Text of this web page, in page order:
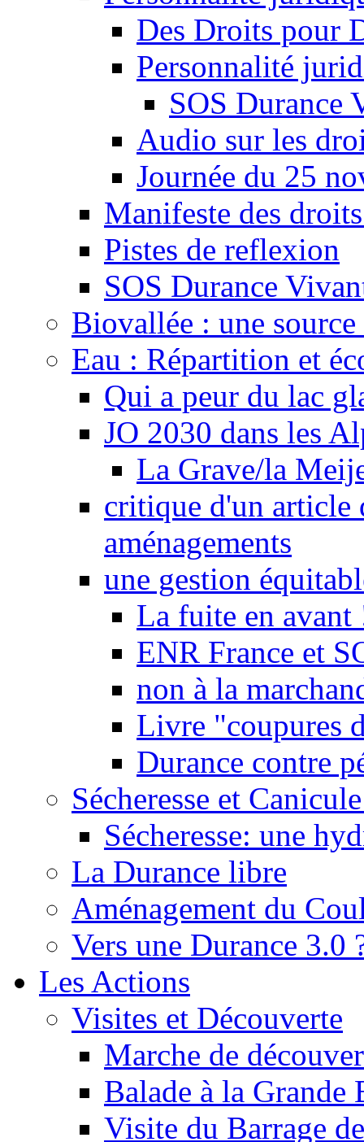
Des Droits pour
Personnalité
SOS Durance
Audio sur les
Journée du 25
Manifeste des
Pistes de reflexion
SOS Durance
Biovallée : une
Eau : Répartition et
Qui a peur du lac
JO 2030 dans les
La Grave/la
critique d'un article
aménagements
une gestion
La fuite en avant
ENR France et
non à la
Livre "coupures
Durance contre
Sécheresse et
Sécheresse: une
La Durance libre
Aménagement du
Vers une Durance 3.0
Les Actions
Visites et Découverte
Marche de
Balade à la Grande
Visite du Barrage